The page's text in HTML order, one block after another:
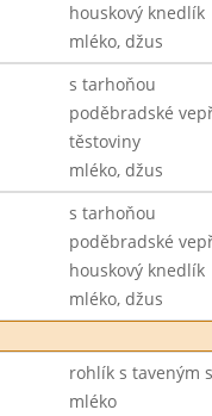
houskový knedlík
mléko, džus
s tarhoňou
poděbradské
těstoviny
mléko, džus
s tarhoňou
poděbradské
houskový knedlík
mléko, džus
rohlík s taveným
mléko